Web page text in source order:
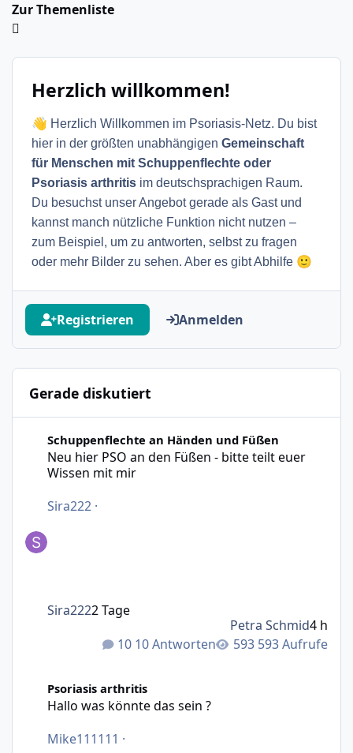
Zur Themenliste
Herzlich willkommen!
👋 Herzlich Willkommen im Psoriasis-Netz. Du bist
hier in der größten unabhängigen Gemeinschaft
für Menschen mit Schuppenflechte oder
Psoriasis arthritis im deutschsprachigen Raum.
Du besuchst unser Angebot gerade als Gast und
kannst manch nützliche Funktion nicht nutzen –
zum Beispiel, um zu antworten, selbst zu fragen
oder mehr Bilder zu sehen. Aber es gibt Abhilfe 🙂
Registrieren Anmelden
Gerade diskutiert
Schuppenflechte an Händen und Füßen
Neu hier PSO an den Füßen - bitte teilt euer
Wissen mit mir
Sira222 ·
10 Antworten 593 Aufrufe
Sira2222 Tage
Petra Schmid4 h
Psoriasis arthritis
Hallo was könnte das sein ?
Mike111111 ·